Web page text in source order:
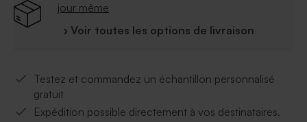
jour même
› Voir toutes les options de livraison
Testez et commandez un échantillon personnalisé
gratuit
Expédition possible directement à vos destinataires.